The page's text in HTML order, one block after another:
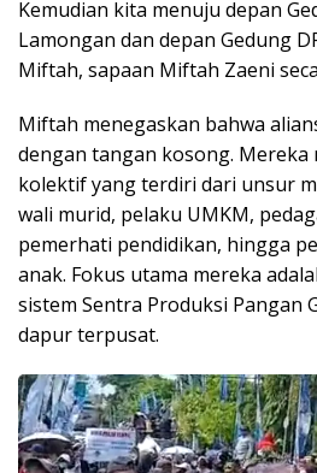
Kemudian kita menuju depan
Lamongan dan depan Gedung
Miftah, sapaan Miftah Zaeni
​Miftah menegaskan bahwa
dengan tangan kosong. Mereka
kolektif yang terdiri dari unsur
wali murid, pelaku UMKM,
pemerhati pendidikan, hingga
anak. Fokus utama mereka
sistem Sentra Produksi Pangan
dapur terpusat.